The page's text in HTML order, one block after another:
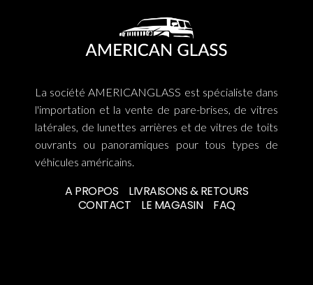
La société AMERICANGLASS est spécialiste dans
l'importation et la vente de pare-brises, de vitres
latérales, de lunettes arrières et de vitres de toits
ouvrants ou panoramiques pour tous types de
véhicules américains.
A PROPOS
LIVRAISONS & RETOURS
CONTACT
LE MAGASIN FAQ